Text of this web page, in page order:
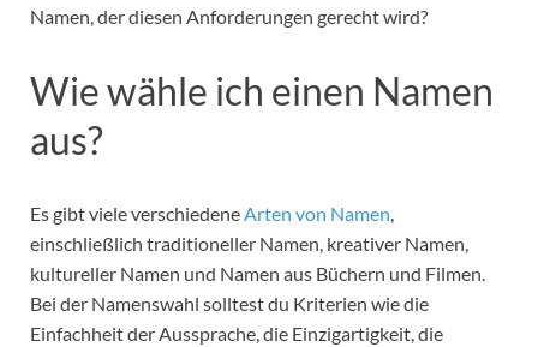
Namen, der diesen Anforderungen gerecht wird?
Wie wähle ich einen Namen
aus?
Es gibt viele verschiedeneArten von Namen,
einschließlich traditioneller Namen, kreativer Namen,
kultureller Namen und Namen aus Büchern und Filmen.
Bei der Namenswahl solltest du Kriterien wie die
Einfachheit der Aussprache, die Einzigartigkeit, die